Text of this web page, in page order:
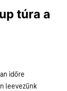
túra a
időre
leevezünk